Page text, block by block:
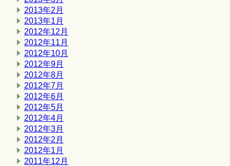
2013年2月
2013年1月
2012年12月
2012年11月
2012年10月
2012年9月
2012年8月
2012年7月
2012年6月
2012年5月
2012年4月
2012年3月
2012年2月
2012年1月
2011年12月